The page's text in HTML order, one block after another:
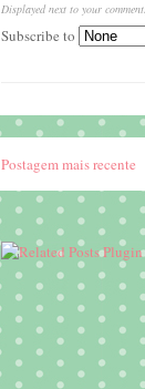
Displayed next to your
Subscribe to
Postagem mais recente